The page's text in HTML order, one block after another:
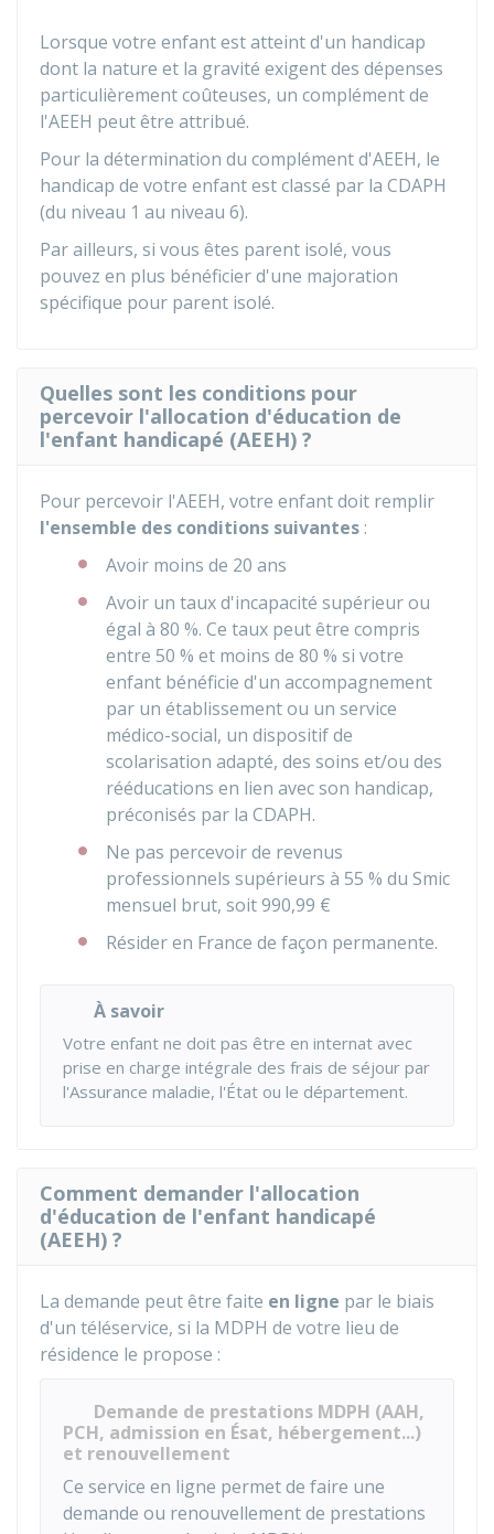
Lorsque votre enfant est atteint d'un handicap
dont la nature et la gravité exigent des dépenses
particulièrement coûteuses, un complément de
l'AEEH peut être attribué.
Pour la détermination du complément d'AEEH, le
handicap de votre enfant est classé par la CDAPH
(du niveau 1 au niveau 6).
Par ailleurs, si vous êtes parent isolé, vous
pouvez en plus bénéficier d'une majoration
spécifique pour parent isolé.
Quelles sont les conditions pour
percevoir l'allocation d'éducation de
l'enfant handicapé (AEEH) ?
Pour percevoir l'AEEH, votre enfant doit remplir
l'ensemble des conditions suivantes :
Avoir moins de 20 ans
Avoir un taux d'incapacité supérieur ou
égal à 80 %. Ce taux peut être compris
entre 50 % et moins de 80 % si votre
enfant bénéficie d'un accompagnement
par un établissement ou un service
médico-social, un dispositif de
scolarisation adapté, des soins et/ou des
rééducations en lien avec son handicap,
préconisés par la CDAPH.
Ne pas percevoir de revenus
professionnels supérieurs à 55 % du Smic
mensuel brut, soit990,99 €
Résider en France de façon permanente.
À savoir
Votre enfant ne doit pas être en internat avec
prise en charge intégrale des frais de séjour par
l'Assurance maladie, l'État ou le département.
Comment demander l'allocation
d'éducation de l'enfant handicapé
(AEEH) ?
La demande peut être faite en ligne par le biais
d'un téléservice, si la MDPH de votre lieu de
résidence le propose :
Demande de prestations MDPH (AAH,
PCH, admission en Ésat, hébergement...)
et renouvellement
Ce service en ligne permet de faire une
demande ou renouvellement de prestations